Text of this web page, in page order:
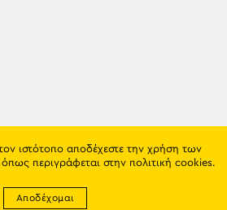
ιστότοπο αποδέχεστε την χρήση των
περιγράφεται στην πολιτική cookies.
Αποδέχομαι